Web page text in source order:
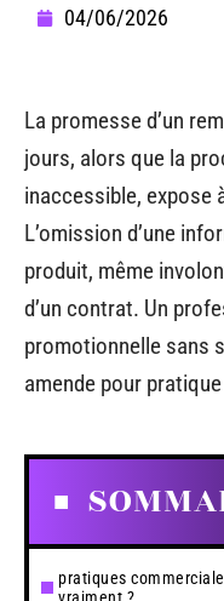
04/06/2026
La promesse d’un
jours, alors que la
inaccessible, expose
L’omission d’une
produit, même
d’un contrat. Un
promotionnelle sans
amende pour
pratiques
vraiment ?